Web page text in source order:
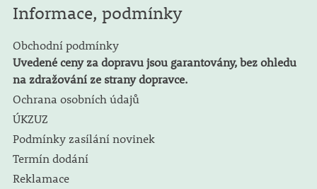
Informace, podmínky
Obchodní podmínky
Uvedené ceny za dopravu jsou garantovány, bez ohledu
na zdražování ze strany dopravce.
Ochrana osobních údajů
ÚKZUZ
Podmínky zasílání novinek
Termín dodání
Reklamace